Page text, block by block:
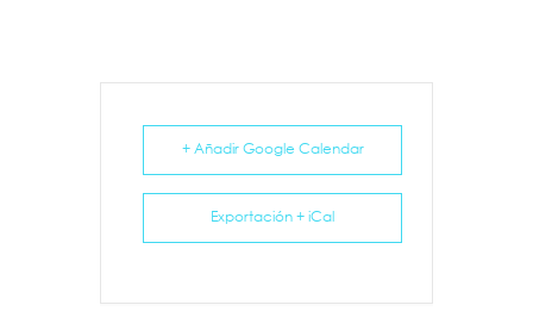
+ Añadir Google Calendar
Exportación + iCal